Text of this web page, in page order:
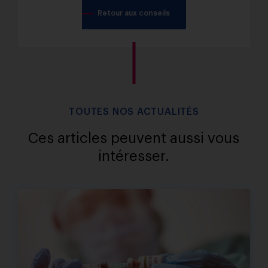
Retour aux conseils
TOUTES NOS ACTUALITÉS
Ces articles peuvent aussi vous
intéresser.